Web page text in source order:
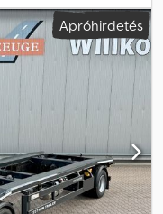
Bovenden, acél
kb. 13 m³,
kapcsolatos
a műszaki
hibák joga fenntartva!
Apróhirdetés